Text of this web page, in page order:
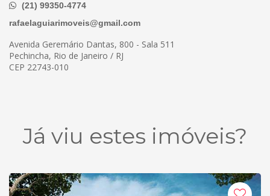
(21) 99350-4774
rafaelaguiarimoveis@gmail.com
Avenida Geremário Dantas, 800 - Sala 511
Pechincha, Rio de Janeiro / RJ
CEP 22743-010
Já viu estes imóveis?